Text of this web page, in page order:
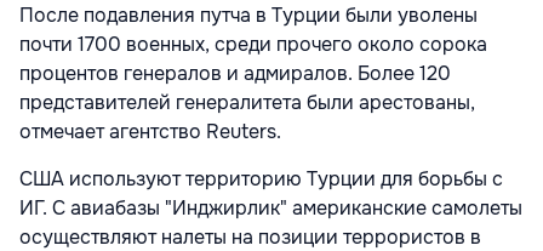
После подавления путча в Турции были уволены
почти 1700 военных, среди прочего около сорока
процентов генералов и адмиралов. Более 120
представителей генералитета были арестованы,
отмечает агентство Reuters.
США используют территорию Турции для борьбы с
ИГ. С авиабазы "Инджирлик" американские самолеты
осуществляют налеты на позиции террористов в